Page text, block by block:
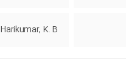
Harikumar, K. B